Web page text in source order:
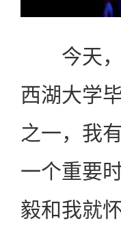
今天，
西湖大学
之一，我
一个重要
毅和我就